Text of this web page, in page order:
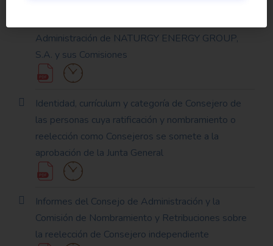
Administración de NATURGY ENERGY GROUP,
S.A. y sus Comisiones
Identidad, currículum y categoría de Consejero de
las personas cuya ratificación y nombramiento o
reelección como Consejeros se somete a la
aprobación de la Junta General
Informes del Consejo de Administración y la
Comisión de Nombramiento y Retribuciones sobre
la reelección de Consejero independiente